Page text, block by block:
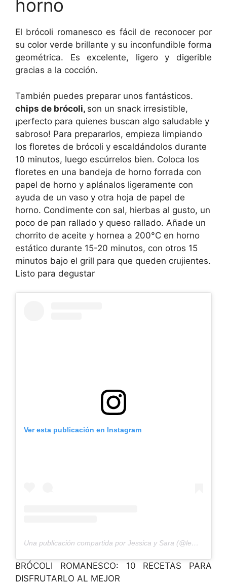
horno
El brócoli romanesco es fácil de reconocer por
su color verde brillante y su inconfundible forma
geométrica. Es excelente, ligero y digerible
gracias a la cocción.
También puedes preparar unos fantásticos.
chips de brócoli, son un snack irresistible,
¡perfecto para quienes buscan algo saludable y
sabroso! Para prepararlos, empieza limpiando
los floretes de brócoli y escaldándolos durante
10 minutos, luego escúrrelos bien. Coloca los
floretes en una bandeja de horno forrada con
papel de horno y aplánalos ligeramente con
ayuda de un vaso y otra hoja de papel de
horno. Condimente con sal, hierbas al gusto, un
poco de pan rallado y queso rallado. Añade un
chorrito de aceite y hornea a 200°C en horno
estático durante 15-20 minutos, con otros 15
minutos bajo el grill para que queden crujientes.
Listo para degustar
Ver esta publicación en Instagram
Una publicación compartida por Jessica y Sara (@lema_risa)
BRÓCOLI ROMANESCO: 10 RECETAS PARA
DISFRUTARLO AL MEJOR